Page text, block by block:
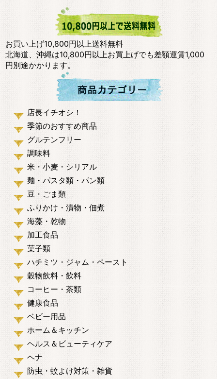
お買い上げ10,800円以上送料無料
北海道、沖縄は10,800円以上お買上げでも差額運賃1,000
円別途かかります。
店長イチオシ！
季節のおすすめ商品
グルテンフリー
調味料
米・小麦・シリアル
麺・パスタ類・パン類
豆・ごま類
ふりかけ・漬物・佃煮
海藻・乾物
加工食品
菓子類
ハチミツ・ジャム・ペースト
穀物飲料・飲料
コーヒー・茶類
健康食品
ベビー用品
ホーム＆キッチン
ヘルス＆ビューティケア
ヘナ
防虫・蚊よけ対策・雑貨